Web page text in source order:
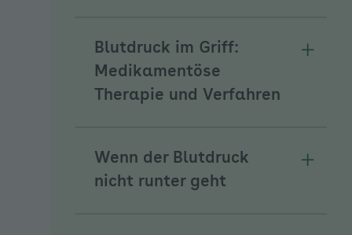
Blutdruck im Griff:
Medikamentöse
Therapie und Verfahren
Wenn der Blutdruck
nicht runter geht